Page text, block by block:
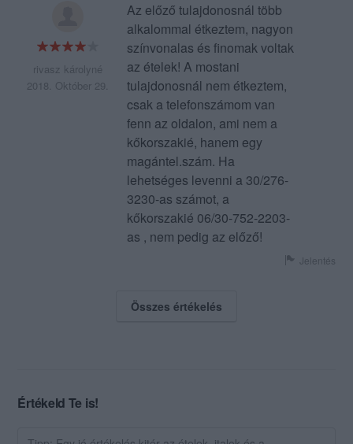
rivasz károlyné
2018. Október 29.
Az előző tulajdonosnál több
alkalommal étkeztem, nagyon
színvonalas és finomak voltak
az ételek! A mostani
tulajdonosnál nem étkeztem,
csak a telefonszámom van
fenn az oldalon, ami nem a
kőkorszakié, hanem egy
magántel.szám. Ha
lehetséges levenni a 30/276-
3230-as számot, a
kőkorszakié 06/30-752-2203-
as , nem pedig az előző!
Jelentés
Összes értékelés
Értékeld Te is!